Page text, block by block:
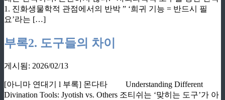
1. 진화생물학적 관점에서의 반박 ” ‘희귀 기능 = 반드시 필
요’라는 […]
부록2. 도구들의 차이
게시됨: 2026/02/13
[아니마 연대기 l 부록] 몬다타 Understanding Different
Divination Tools: Jyotish vs. Others 조티쉬는 ‘맞히는 도구’가 아